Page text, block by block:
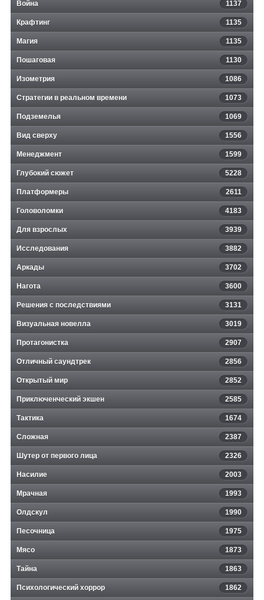
Война 1137
Крафтинг 1135
Магия 1135
Пошаговая 1130
Изометрия 1086
Стратегии в реальном времени 1073
Подземелья 1069
Вид сверху 1556
Менеджмент 1599
Глубокий сюжет 5228
Платформеры 2611
Головоломки 4183
Для взрослых 3939
Исследования 3882
Аркады 3702
Нагота 3600
Решения с последствиями 3131
Визуальная новелла 3019
Протагонистка 2907
Отличный саундтрек 2856
Открытый мир 2852
Приключенческий экшен 2585
Тактика 1674
Сложная 2387
Шутер от первого лица 2326
Насилие 2003
Мрачная 1993
Олдскул 1990
Песочница 1975
Мясо 1873
Тайна 1863
Психологический хоррор 1862